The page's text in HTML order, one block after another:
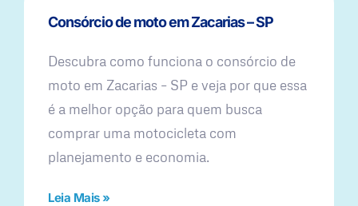
Consórcio de moto em Zacarias – SP
Descubra como funciona o consórcio de
moto em Zacarias – SP e veja por que essa
é a melhor opção para quem busca
comprar uma motocicleta com
planejamento e economia.
Leia Mais »